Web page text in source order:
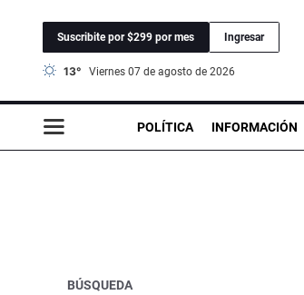
Suscribite por $299 por mes Ingresar
13° viernes 07 de agosto de 2026
POLÍTICA INFORMACIÓN
BÚSQUEDA